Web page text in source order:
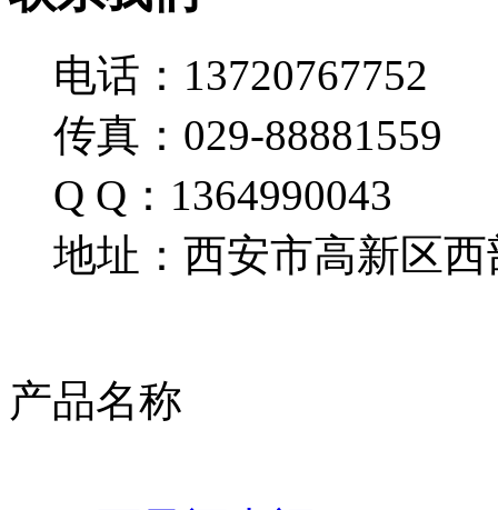
电话：13720767752
传真：029-88881559
Q Q：1364990043
地址：西安市高新区西
产品名称